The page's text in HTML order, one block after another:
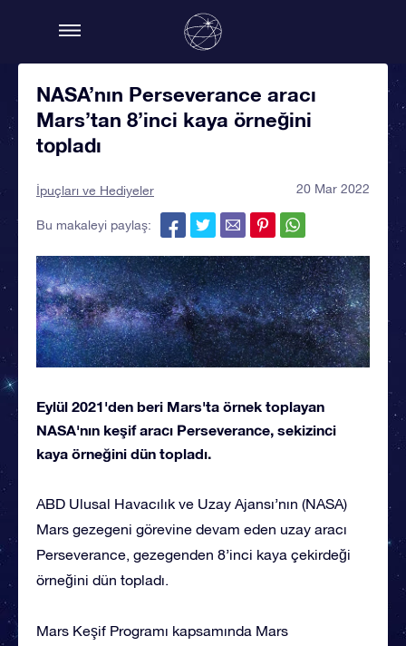
NASA’nın Perseverance aracı
Mars’tan 8’inci kaya örneğini
topladı
İpuçları ve Hediyeler 20 Mar 2022
Bu makaleyi paylaş:
Eylül 2021'den beri Mars'ta örnek toplayan
NASA'nın keşif aracı Perseverance, sekizinci
kaya örneğini dün topladı.
ABD Ulusal Havacılık ve Uzay Ajansı’nın (NASA)
Mars gezegeni görevine devam eden uzay aracı
Perseverance, gezegenden 8’inci kaya çekirdeği
örneğini dün topladı.
Mars Keşif Programı kapsamında Mars